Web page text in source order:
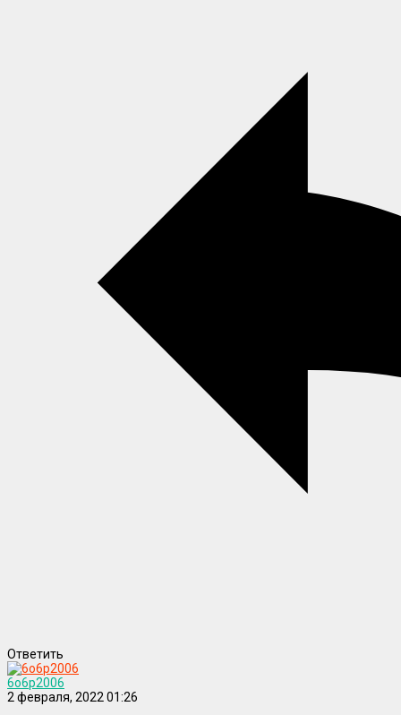
Ответить
6o6p2006
2 февраля, 2022 01:26